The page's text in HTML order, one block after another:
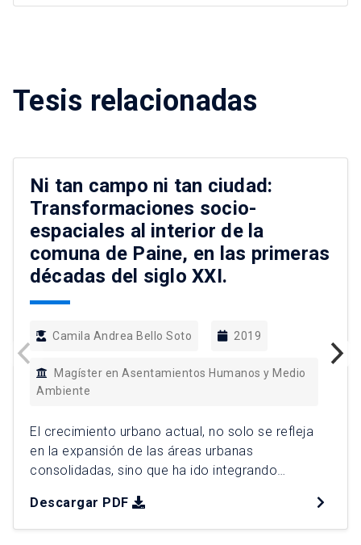
Tesis relacionadas
Ni tan campo ni tan ciudad:
Transformaciones socio-
espaciales al interior de la
comuna de Paine, en las primeras
décadas del siglo XXI.
Camila Andrea Bello Soto 2019
Magíster en Asentamientos Humanos y Medio
Ambiente
El crecimiento urbano actual, no solo se refleja
en la expansión de las áreas urbanas
consolidadas, sino que ha ido integrando
maneras de ocupar el territorio en base a usos
residenciales que escapan de una continuidad
Descargar PDF